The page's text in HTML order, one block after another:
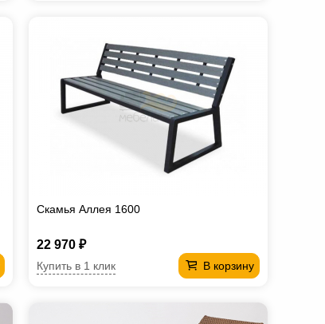
Скамья Аллея 1600
22 970 ₽
В корзину
Купить в 1 клик